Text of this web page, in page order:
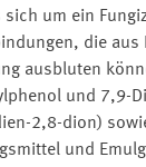
um ein
die aus
ausbluten
und 7,9-
2,8-dion)
und